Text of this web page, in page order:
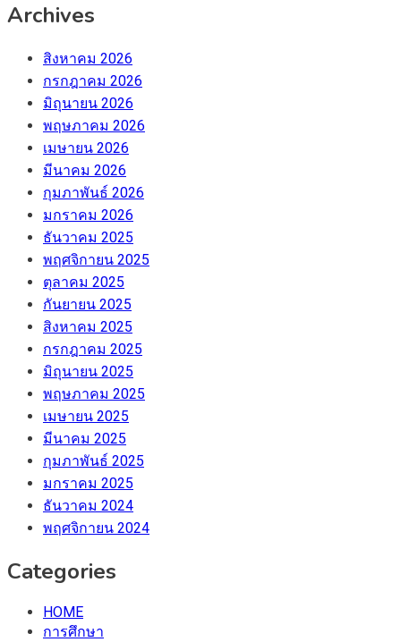
Archives
สิงหาคม 2026
กรกฎาคม 2026
มิถุนายน 2026
พฤษภาคม 2026
เมษายน 2026
มีนาคม 2026
กุมภาพันธ์ 2026
มกราคม 2026
ธันวาคม 2025
พฤศจิกายน 2025
ตุลาคม 2025
กันยายน 2025
สิงหาคม 2025
กรกฎาคม 2025
มิถุนายน 2025
พฤษภาคม 2025
เมษายน 2025
มีนาคม 2025
กุมภาพันธ์ 2025
มกราคม 2025
ธันวาคม 2024
พฤศจิกายน 2024
Categories
HOME
การศึกษา